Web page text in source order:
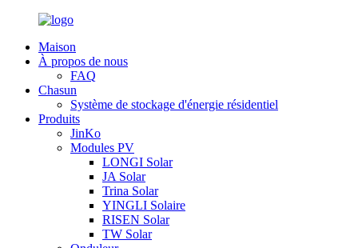
Maison
À propos de nous
FAQ
Chasun
Système de stockage d'énergie résidentiel
Produits
JinKo
Modules PV
LONGI Solar
JA Solar
Trina Solar
YINGLI Solaire
RISEN Solar
TW Solar